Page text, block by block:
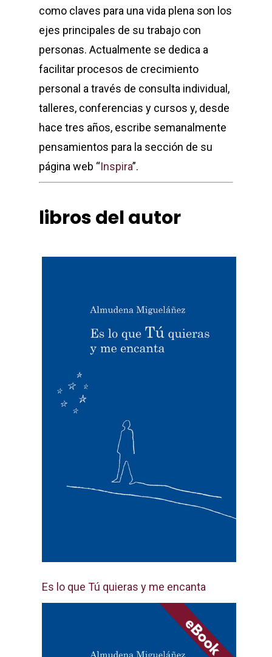
como claves para una vida plena son los
ejes principales de su trabajo con
personas. Actualmente se dedica a
facilitar procesos de crecimiento
personal a través de consulta individual,
talleres, conferencias y cursos y, desde
hace tres años, escribe semanalmente
pensamientos para la sección de su
página web “Inspira”.
libros del autor
Es lo que Tú quieras y me encanta